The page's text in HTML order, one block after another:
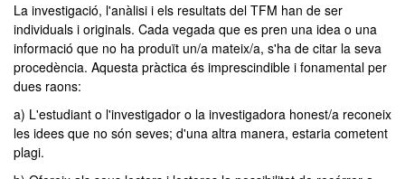
La investigació, l'anàlisi i els resultats del TFM han de ser
individuals i originals. Cada vegada que es pren una idea o una
informació que no ha produït un/a mateix/a, s'ha de citar la seva
procedència. Aquesta pràctica és imprescindible i fonamental per
dues raons:
a) L'estudiant o l'investigador o la investigadora honest/a reconeix
les idees que no són seves; d'una altra manera, estaria cometent
plagi.